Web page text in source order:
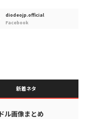
diodeojp.official
Facebook
新着ネタ
ル画像まとめ